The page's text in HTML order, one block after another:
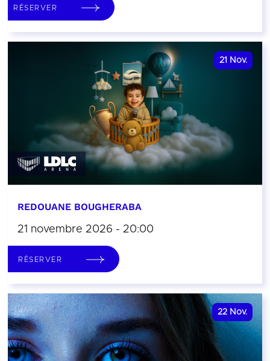
RÉSERVER
21 Nov.
REDOUANE BOUGHERABA
21 novembre 2026 - 20:00
RÉSERVER
22 Nov.